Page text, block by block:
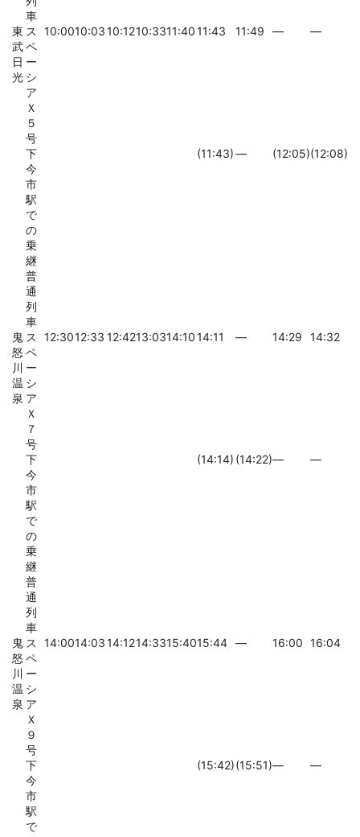
車
東
武
日
光
ス
ペ
ー
シ
ア
Ｘ
５
号
10:0010:0310:1210:3311:4011:43 11:49 ― ―
下
今
市
駅
で
の
乗
継
普
通
列
車
(11:43)― (12:05)(12:08)
鬼
怒
川
温
泉
ス
ペ
ー
シ
ア
Ｘ
７
号
12:3012:33 12:4213:0314:1014:11 ― 14:29 14:32
下
今
市
駅
で
の
乗
継
普
通
列
車
(14:14) (14:22)― ―
鬼
怒
川
温
泉
ス
ペ
ー
シ
ア
Ｘ
９
号
14:0014:0314:1214:3315:4015:44 ― 16:00 16:04
下
今
市
駅
で
(15:42)(15:51)― ―